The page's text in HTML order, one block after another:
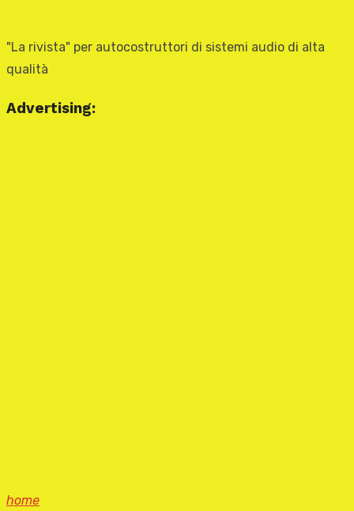
"La rivista" per autocostruttori di sistemi audio di alta
qualità
Advertising:
home